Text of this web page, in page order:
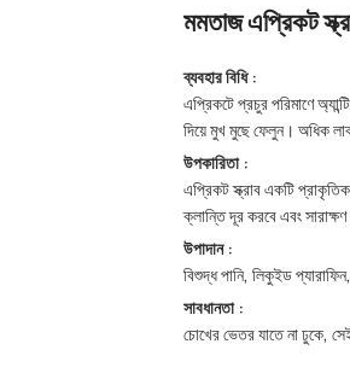
মমতাজ এপ্রিকট
ব্যবহার বিধি :
এপ্রিকটে প্রচুর পরিমাণে
দিয়ে মুখ মুছে ফেলুন। অধিক
উপকারিতা :
এপ্রিকট স্ক্রাব একটি
ক্লান্তি দূর করবে এবং
উপাদান :
বিশুদ্ধ পানি, লিকুইড
সাবধানতা :
চোখের ভেতর যাতে না ঢুকে,